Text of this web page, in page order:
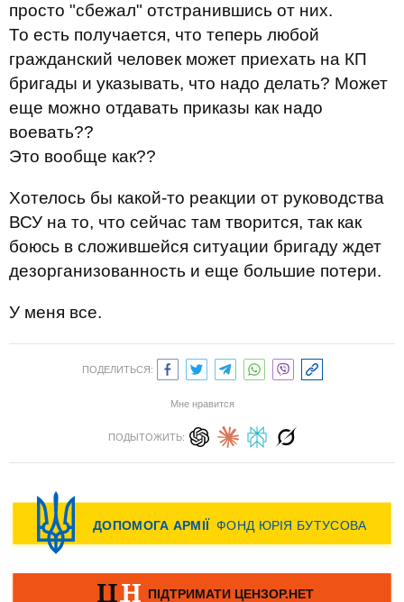
просто "сбежал" отстранившись от них.
То есть получается, что теперь любой
гражданский человек может приехать на КП
бригады и указывать, что надо делать? Может
еще можно отдавать приказы как надо
воевать??
Это вообще как??
Хотелось бы какой-то реакции от руководства
ВСУ на то, что сейчас там творится, так как
боюсь в сложившейся ситуации бригаду ждет
дезорганизованность и еще большие потери.
У меня все.
ПОДЕЛИТЬСЯ:
Мне нравится
ПОДЫТОЖИТЬ: